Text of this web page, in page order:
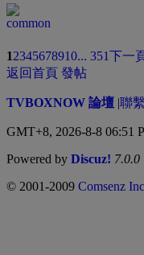
12345678910... 351下一
返回首頁 發帖
TVBOXNOW 論壇 |聯
GMT+8, 2026-8-8 06:51
Powered by Discuz! 7.0.0
© 2001-2009 Comsenz